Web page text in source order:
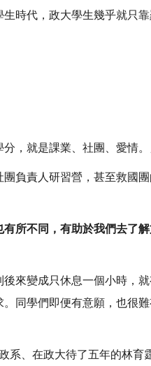
時代，政大學生幾乎就只
，就是課業、社團、愛情。
負責人研習營，甚至救國
所不同，有助於我們去了
來變成只休息一個小時，
同學們即便有意願，也很
系、在政大待了五年的林育